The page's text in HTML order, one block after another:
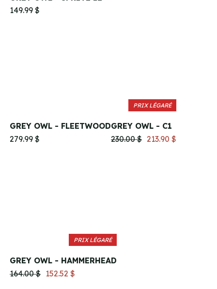
149.99 $
GREY OWL - FLEETWOOD
279.99 $
PRIX LÉGARÉ
GREY OWL - C1
230.00 $ 213.90 $
PRIX LÉGARÉ
GREY OWL - HAMMERHEAD
164.00 $ 152.52 $